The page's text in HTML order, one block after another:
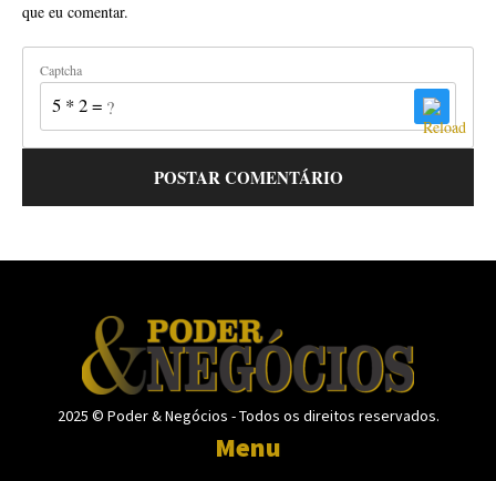
que eu comentar.
Captcha
5 * 2 = ?
2025 © Poder & Negócios - Todos os direitos reservados.
Menu